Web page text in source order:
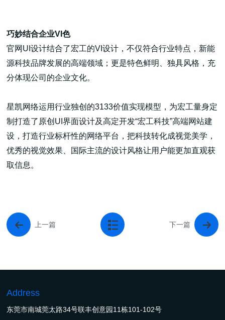
巧妙结合企业VI色
官网UI设计结合了宏工的VI设计，不仅符合行业特点，新能
源科技品牌发展的高端领域；更是特色鲜明、独具风格，充
分体现公司的企业文化。
星凯网络运用行业独创的3133价值实现模型，为宏工量身定
制打造了原创UI界面设计及高定开发“宏工科技”高端网站建
设，打造行业标杆性的网络平台，把科技转化成视觉美学，
优秀的视觉效果、国际主流的设计风格让用户能更加直观获
取信息。
上一篇 下一篇
Address
东莞市南城莞太路34号联丰创意园11栋101-102号